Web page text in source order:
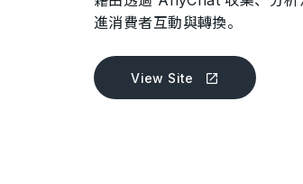
進消費者互動與轉換。
View Site